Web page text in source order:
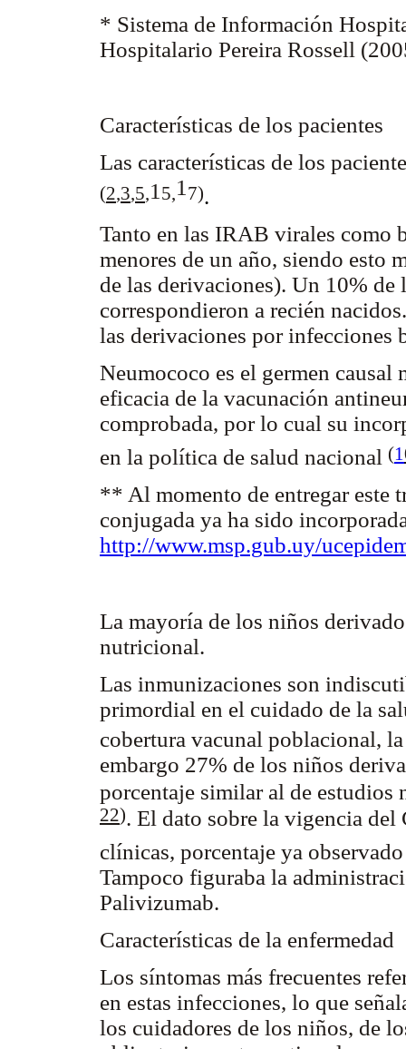
* Sistema de Información
Hospitalario Pereira Rossell
Características de los pacientes
Las características de los
(2 3 5 1 5 1 7).
Tanto en las IRAB virales como
menores de un año, siendo esto
de las derivaciones). Un 10%
correspondieron a recién
las derivaciones por infecciones
Neumococo es el germen
eficacia de la vacunación
comprobada, por lo cual su
en la política de salud nacional (1
** Al momento de entregar este
conjugada ya ha sido
http://www.msp.gub.uy/
La mayoría de los niños
nutricional.
Las inmunizaciones son
primordial en el cuidado de la
cobertura vacunal poblacional,
embargo 27% de los niños
porcentaje similar al de
22). El dato sobre la vigencia
clínicas, porcentaje ya
Tampoco figuraba la
Palivizumab.
Características de la enfermedad
Los síntomas más frecuentes
en estas infecciones, lo que
los cuidadores de los niños, de